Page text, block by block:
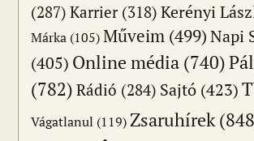
(287) Karrier(318) Kerényi
Márka (105) Műveim (499)Napi
(405) Online média (740)
(782) Rádió (284) Sajtó (423)
Vágatlanul (119)Zsaruhírek